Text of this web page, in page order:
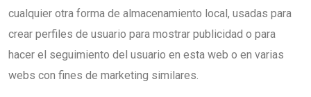
cualquier otra forma de almacenamiento local, usadas para
crear perfiles de usuario para mostrar publicidad o para
hacer el seguimiento del usuario en esta web o en varias
webs con fines de marketing similares.